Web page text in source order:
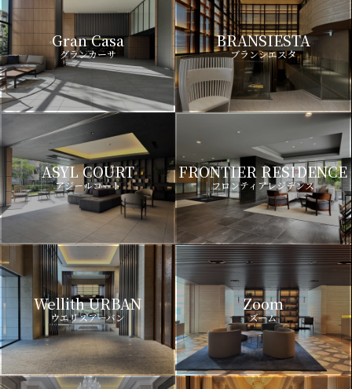
Gran Casa
グランカーサ
BRANSIESTA
ブランシエスタ
ASYL COURT
アジールコート
FRONTIER RESIDENCE
フロンティアレジデンス
Wellith URBAN
ウエリスアーバン
Zoom
ズーム